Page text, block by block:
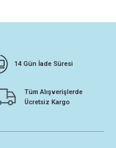
14 Gün İade Süresi
Tüm Alışverişlerde
Ücretsiz Kargo